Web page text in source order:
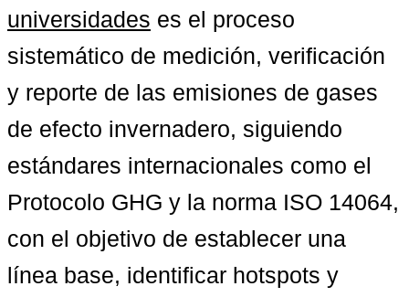
universidades es el proceso
sistemático de medición, verificación
y reporte de las emisiones de gases
de efecto invernadero, siguiendo
estándares internacionales como el
Protocolo GHG y la norma ISO 14064,
con el objetivo de establecer una
línea base, identificar hotspots y